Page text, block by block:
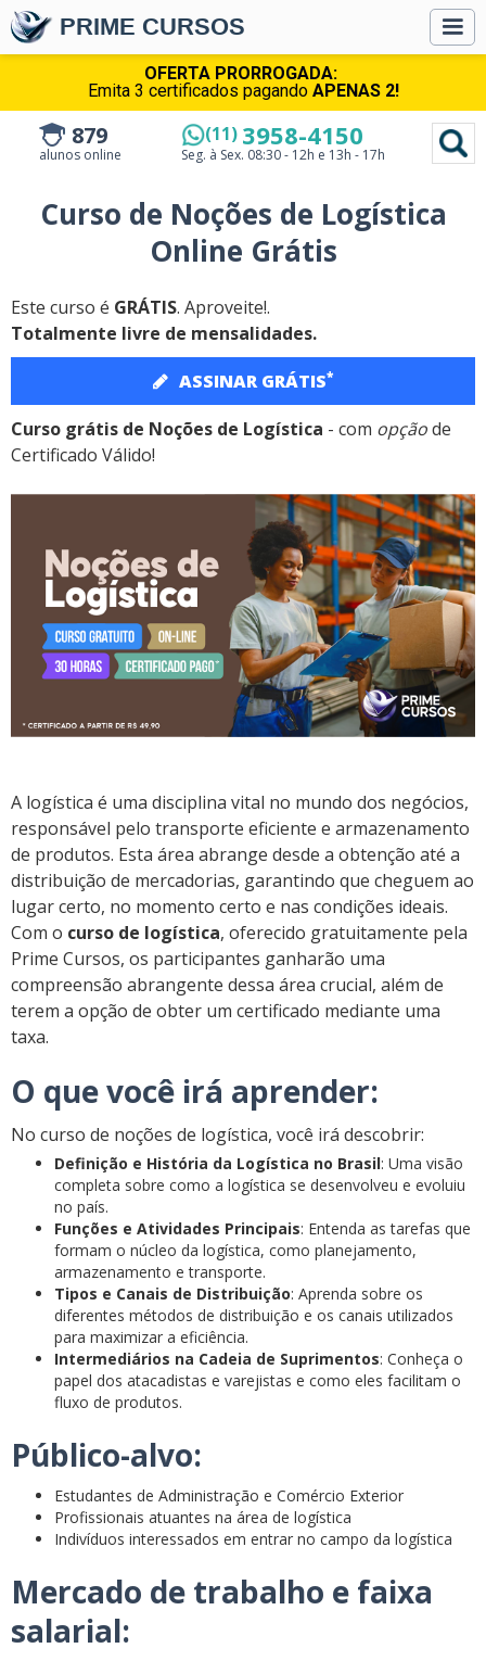
OFERTA PRORROGADA:
Emita 3 certificados pagando APENAS 2!
PRIME CURSOS
879
alunos online
(11) 3958-4150
Seg. à Sex. 08:30 - 12h e 13h - 17h
Curso de Noções de Logística
Online Grátis
Este curso é GRÁTIS. Aproveite!.
Totalmente livre de mensalidades.
ASSINAR GRÁTIS*
Curso grátis de Noções de Logística - com opçãode
Certificado Válido!
A logística é uma disciplina vital no mundo dos negócios,
responsável pelo transporte eficiente e armazenamento
de produtos. Esta área abrange desde a obtenção até a
distribuição de mercadorias, garantindo que cheguem ao
lugar certo, no momento certo e nas condições ideais.
Com o curso de logística, oferecido gratuitamente pela
Prime Cursos, os participantes ganharão uma
compreensão abrangente dessa área crucial, além de
terem a opção de obter um certificado mediante uma
taxa.
O que você irá aprender:
No curso de noções de logística, você irá descobrir:
Definição e História da Logística no Brasil: Uma visão
completa sobre como a logística se desenvolveu e evoluiu
no país.
Funções e Atividades Principais: Entenda as tarefas que
formam o núcleo da logística, como planejamento,
armazenamento e transporte.
Tipos e Canais de Distribuição: Aprenda sobre os
diferentes métodos de distribuição e os canais utilizados
para maximizar a eficiência.
Intermediários na Cadeia de Suprimentos: Conheça o
papel dos atacadistas e varejistas e como eles facilitam o
fluxo de produtos.
Público-alvo:
Estudantes de Administração e Comércio Exterior
Profissionais atuantes na área de logística
Indivíduos interessados em entrar no campo da logística
Mercado de trabalho e faixa
salarial: